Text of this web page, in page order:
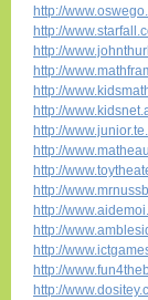
http://
http://
http://
http://
http://
http://
http://
http://
http://
http://
http://
http://
http://
http://
http://